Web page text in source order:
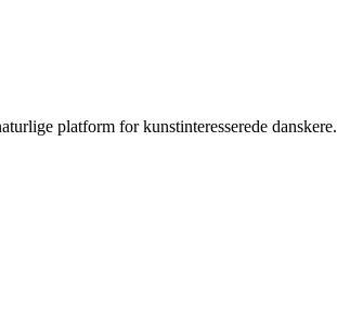
platform for kunstinteresserede danskere.